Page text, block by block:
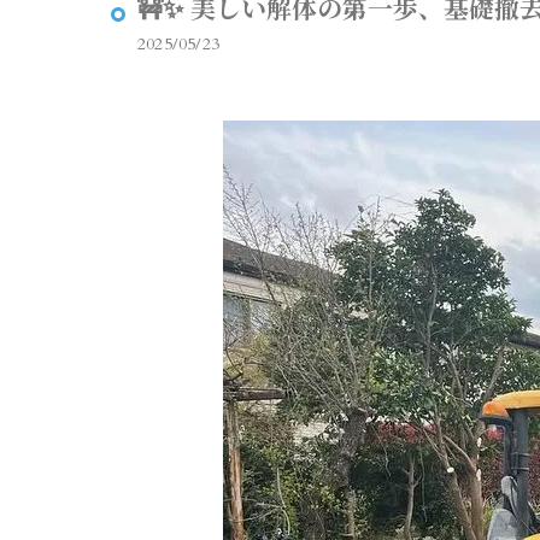
🚧✨ 美しい解体の第一歩、基礎撤
2025/05/23